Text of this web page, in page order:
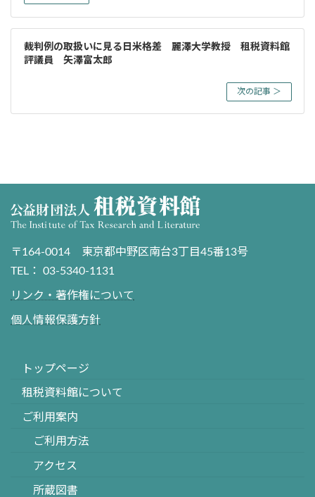
裁判例の取扱いに見る日米格差 麗澤大学教授 租税資料館
評議員 矢澤富太郎
次の記事 ＞
〒164-0014 東京都中野区南台3丁目45番13号
TEL： 03-5340-1131
リンク・著作権について
個人情報保護方針
トップページ
租税資料館について
ご利用案内
ご利用方法
アクセス
所蔵図書